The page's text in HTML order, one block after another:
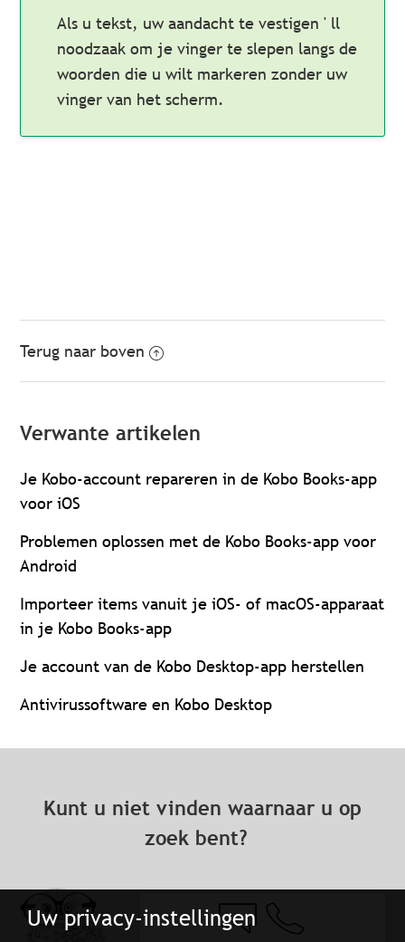
Uw privacy-instellingen
Als u tekst, uw aandacht te vestigen ' ll
noodzaak om je vinger te slepen langs de
woorden die u wilt markeren zonder uw
vinger van het scherm.
Terug naar boven
Verwante artikelen
Je Kobo-account repareren in de Kobo Books-app
voor iOS
Problemen oplossen met de Kobo Books-app voor
Android
Importeer items vanuit je iOS- of macOS-apparaat
in je Kobo Books-app
Je account van de Kobo Desktop-app herstellen
Antivirussoftware en Kobo Desktop
Kunt u niet vinden waarnaar u op
zoek bent?